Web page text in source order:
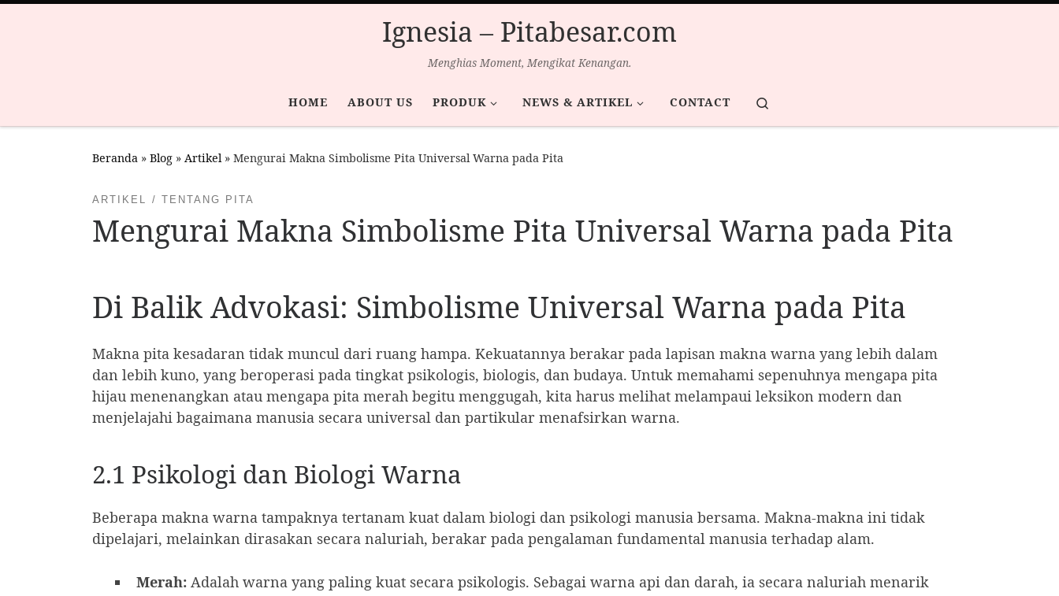
Ignesia – Pitabesar.com
Menghias Moment, Mengikat Kenangan.
HOME ABOUT US PRODUK NEWS & ARTIKEL CONTACT
Beranda » Blog » Artikel » Mengurai Makna Simbolisme Pita Universal Warna pada Pita
ARTIKEL TENTANG PITA
Mengurai Makna Simbolisme Pita Universal Warna pada Pita
Di Balik Advokasi: Simbolisme Universal Warna pada Pita
Makna pita kesadaran tidak muncul dari ruang hampa. Kekuatannya berakar pada lapisan makna warna yang lebih dalam
dan lebih kuno, yang beroperasi pada tingkat psikologis, biologis, dan budaya. Untuk memahami sepenuhnya mengapa pita
hijau menenangkan atau mengapa pita merah begitu menggugah, kita harus melihat melampaui leksikon modern dan
menjelajahi bagaimana manusia secara universal dan partikular menafsirkan warna.
2.1 Psikologi dan Biologi Warna
Beberapa makna warna tampaknya tertanam kuat dalam biologi dan psikologi manusia bersama. Makna-makna ini tidak
dipelajari, melainkan dirasakan secara naluriah, berakar pada pengalaman fundamental manusia terhadap alam.
Merah: Adalah warna yang paling kuat secara psikologis. Sebagai warna api dan darah, ia secara naluriah menarik